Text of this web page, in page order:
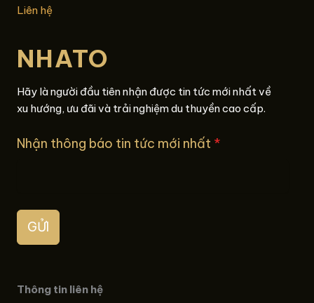
Liên hệ
NHATO
Hãy là người đầu tiên nhận được tin tức mới nhất về
xu hướng, ưu đãi và trải nghiệm du thuyền cao cấp.
Nhận thông báo tin tức mới nhất *
GỬI
Thông tin liên hệ